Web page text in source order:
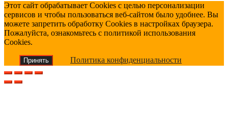
Этот сайт обрабатывает Cookies с целью персонализации
сервисов и чтобы пользоваться веб-сайтом было удобнее. Вы
можете запретить обработку Cookies в настройках браузера.
Пожалуйста, ознакомьтесь с политикой использования
Cookies.
Принять Политика конфиденциальности